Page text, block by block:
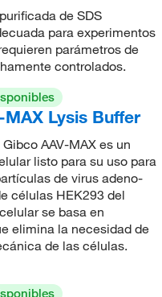
de SDS
para experimentos
parámetros de
controlados.
Lysis Buffer
AAV-MAX es un
listo para su uso para
de virus adeno-
células HEK293 del
se basa en
elimina la necesidad de
de las células.